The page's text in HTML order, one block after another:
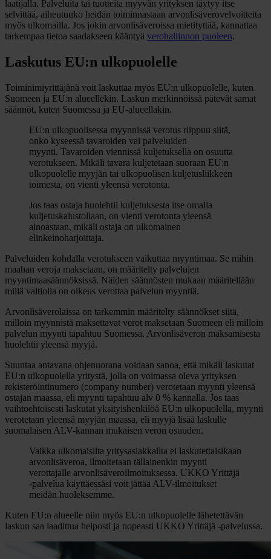
laatijalla. Palveluita tai tuotteita myyvän yrityksen täytyy itse
selvittää, aiheutuuko heidän toiminnastaan arvonlisäverovelvoitteita
myös ulkomailla. Jos jokin arvonlisäveroissa mietityttää, kannattaa
tarkempaa tietoa saadakseen kääntyä verohallinnon puoleen.
Laskutus EU:n ulkopuolelle
Toiminimiyrittäjänä voit laskuttaa myös EU:n ulkopuolelle, kuten
Suomeen ja EU:n alueellekin. Laskun merkinnöissä pätevät samat
säännöt, kuten Suomessa ja EU-alueellakin.
EU:n ulkopuolisessa myynnissä verotus riippuu siitä,
onko kyseessä tavaroiden vai palveluiden
myynti. Tavaroiden viennissä kuljetuksella on osuutta
verotukseen. Mikäli tavara kuljetetaan suoraan EU:n
ulkopuolelle myyjän tai ulkopuolisen kuljetusliikkeen
toimesta, on vienti yleensä verotonta.
Jos taas ostaja huolehtii kuljetuksesta itse omalla
kuljetuskalustollaan, on vienti verotonta yleensä
ainoastaan, mikäli ostaja on ulkomainen
elinkeinoharjoittaja.
Palveluiden kohdalla verotukseen vaikuttaa myyntimaa. Se mihin
maahan veroja maksetaan, on määritelty palvelujen
myyntimaasäännöksissä. Näiden säännösten mukaan määritellään
millä valtiolla on oikeus verottaa palvelun myyntiä.
Arvonlisäverolaissa on tarkemmin määritelty säännökset siitä,
milloin myynnistä maksettavat verot maksetaan Suomeen eli milloin
palvelun myynti tapahtuu Suomessa. Arvonlisäveron maksamisesta
huolehtii yleensä myyjä.
Suuntaa antavana ohjenuorana voidaan sanoa, että mikäli laskutat
EU:n ulkopuolella yritystä, jolla on voimassa oleva yrityksen
rekisteröintinumero (company number) verotetaan myynti yleensä
ostajan maassa, eli myynti tapahtuu alv 0 % kannalla. Jos taas
vaihtoehtoisesti laskutat yksityishenkilöä EU:n ulkopuolella, myynti
verotetaan yleensä myyjän maassa, eli myyjä lisää laskulle
suomalaisen ALV-kannan mukaisen veron osuuden.
Vaikka ulkomaisilta yritysasiakkailta ei laskutettaisikaan
arvonlisäveroa, ilmoitetaan tällainenkin myynti
verottajalle arvonlisäveroilmoituksessa. UKKO Yrittäjä
-palvelua käyttäessäsi voit jättää ALV-ilmoitukset
meidän huoleksemme.
Kuten EU:n alueelle niin myös EU:n ulkopuolelle lähetettävän
laskun saa laadittua helposti ja nopeasti UKKO Yrittäjä -palvelussa.